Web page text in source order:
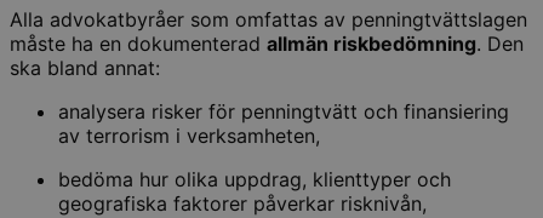
Alla advokatbyråer som omfattas av penningtvättslagen
måste ha en dokumenterad allmän riskbedömning. Den
ska bland annat:
analysera risker för penningtvätt och finansiering
av terrorism i verksamheten,
bedöma hur olika uppdrag, klienttyper och
geografiska faktorer påverkar risknivån,